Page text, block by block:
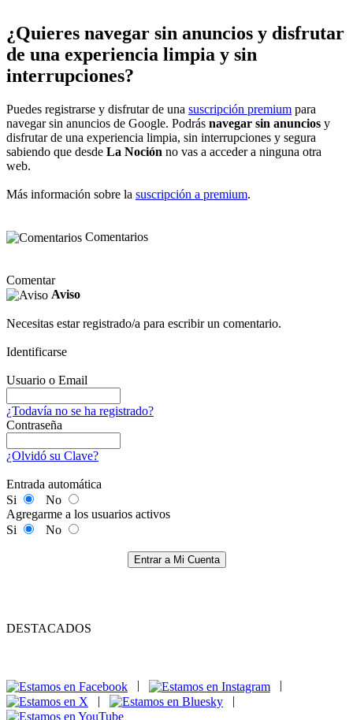
¿Quieres navegar sin anuncios y disfrutar
de una experiencia limpia y sin
interrupciones?
Puedes registrarse y disfrutar de una suscripción premium para
navegar sin anuncios de Google. Podrás navegar sin anuncios y
disfrutar de una experiencia limpia, sin interrupciones y segura
sabiendo que desde La Noción no vas a acceder a ninguna otra
web.
Más información sobre la suscripción a premium.
Comentarios
Comentar
Aviso
Necesitas estar registrado/a para escribir un comentario.
Identificarse
Usuario o Email
¿Todavía no se ha registrado?
Contraseña
¿Olvidó su Clave?
Entrada automática
Si
No
Agregarme a los usuarios activos
Si
No
Entrar a Mi Cuenta
DESTACADOS
|
|